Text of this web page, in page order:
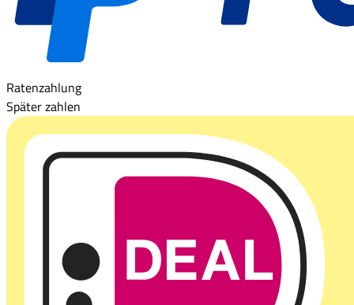
Ratenzahlung
Später zahlen